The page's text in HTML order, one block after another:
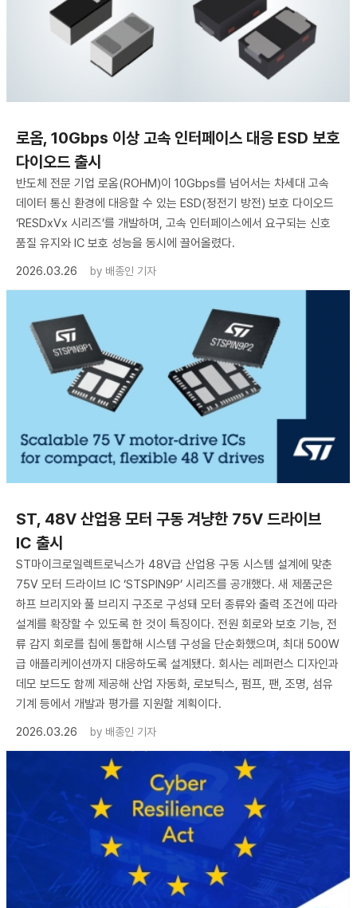
로옴, 10Gbps 이상 고속 인터페이스 대응 ESD 보호
다이오드 출시
반도체 전문 기업 로옴(ROHM)이 10Gbps를 넘어서는 차세대 고속
데이터 통신 환경에 대응할 수 있는 ESD(정전기 방전) 보호 다이오드
‘RESDxVx 시리즈’를 개발하며, 고속 인터페이스에서 요구되는 신호
품질 유지와 IC 보호 성능을 동시에 끌어올렸다.
2026.03.26
by 배종인 기자
ST, 48V 산업용 모터 구동 겨냥한 75V 드라이브
IC 출시
ST마이크로일렉트로닉스가 48V급 산업용 구동 시스템 설계에 맞춘
75V 모터 드라이브 IC ‘STSPIN9P’ 시리즈를 공개했다. 새 제품군은
하프 브리지와 풀 브리지 구조로 구성돼 모터 종류와 출력 조건에 따라
설계를 확장할 수 있도록 한 것이 특징이다. 전원 회로와 보호 기능, 전
류 감지 회로를 칩에 통합해 시스템 구성을 단순화했으며, 최대 500W
급 애플리케이션까지 대응하도록 설계됐다. 회사는 레퍼런스 디자인과
데모 보드도 함께 제공해 산업 자동화, 로보틱스, 펌프, 팬, 조명, 섬유
기계 등에서 개발과 평가를 지원할 계획이다.
2026.03.26
by 배종인 기자